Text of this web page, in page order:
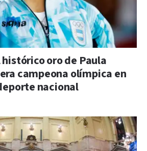
oro de Paula
campeona olímpica en
nacional